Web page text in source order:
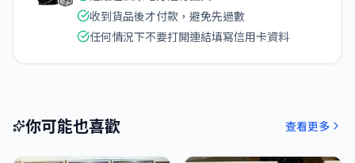
收到貨品後才付款，避免先過數
任何情況下不要打開連結填寫信用卡資料
你可能也喜歡 查看更多